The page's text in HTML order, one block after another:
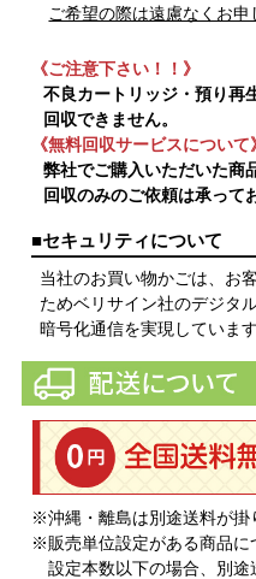
ご希望の際は遠慮なくお申
《ご注意下さい！！》
不良カートリッジ・預り再
回収できません。
《無料回収サービスについて
弊社でご購入いただいた商
回収のみのご依頼は承って
■セキュリティについて
当社のお買い物かごは、お
ためベリサイン社のデジタ
暗号化通信を実現しています
※沖縄・離島は別途送料が掛
※販売単位設定がある商品に
設定本数以下の場合、別途